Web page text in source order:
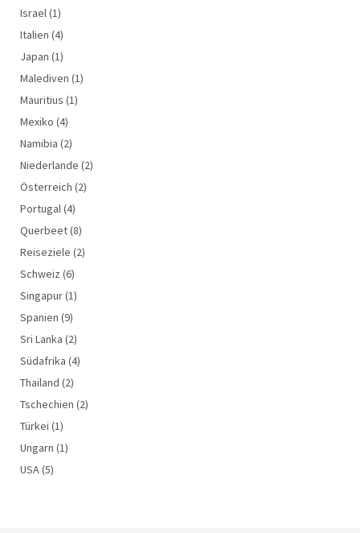
Israel(1)
Italien (4)
Japan (1)
Malediven (1)
Mauritius (1)
Mexiko (4)
Namibia (2)
Niederlande (2)
Österreich (2)
Portugal(4)
Querbeet(8)
Reiseziele (2)
Schweiz (6)
Singapur(1)
Spanien (9)
Sri Lanka (2)
Südafrika (4)
Thailand (2)
Tschechien (2)
Türkei (1)
Ungarn (1)
USA(5)